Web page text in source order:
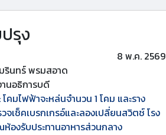
รุง
8 พ.ค. 2569
รินทร์ พรมสอาด
นอธิการบดี
คมไฟฟ้าจะหล่นจำนวน 1 โคม และราง
จเช็คเบรกเกรอ์และลองเปลี่ยนสวิตช์ โรง
องรับประทานอาหารส่วนกลาง